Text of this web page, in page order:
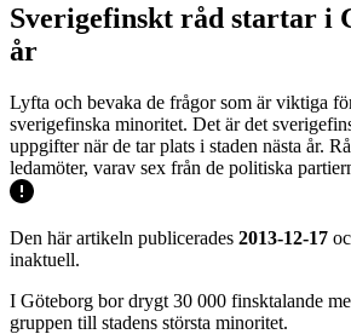
Sverigefinskt råd startar i
år
Lyfta och bevaka de frågor som är viktiga
sverigefinska minoritet. Det är det
uppgifter när de tar plats i staden nästa år.
ledamöter, varav sex från de politiska
Den här artikeln publicerades 2013-12-17
inaktuell.
I Göteborg bor drygt 30 000 finsktalande
gruppen till stadens största minoritet.